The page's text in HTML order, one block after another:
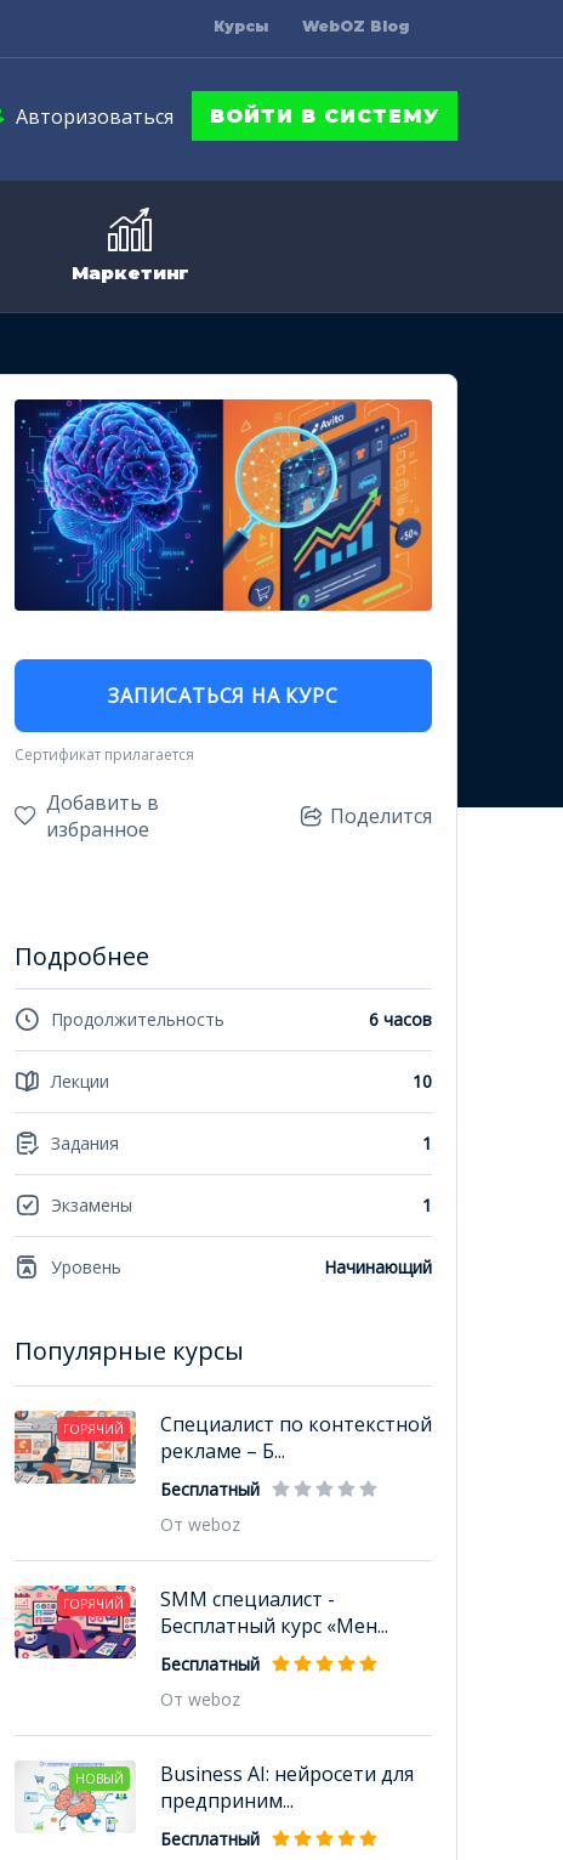
Курсы WebOZ Blog
Авторизоваться ВОЙТИ В СИСТЕМУ
Маркетинг
ЗАПИСАТЬСЯ НА КУРС
Сертификат прилагается
Добавить в
избранное
Поделится
Подробнее
Продолжительность 6 часов
Лекции 10
Задания 1
Экзамены 1
Уровень Начинающий
Популярные курсы
ГОРЯЧИЙ
Специалист по контекстной
рекламе – Б...
Бесплатный
От weboz
ГОРЯЧИЙ
SMM специалист -
Бесплатный курс «Мен...
Бесплатный
От weboz
НОВЫЙ
Business AI: нейросети для
предприним...
Бесплатный